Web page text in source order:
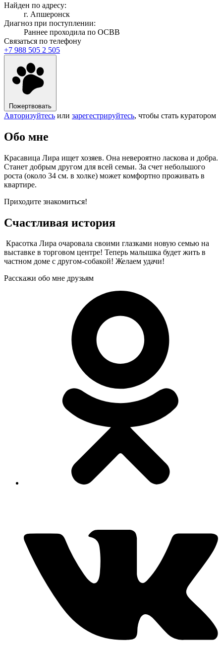
Найден по адресу:
г. Апшеронск
Диагноз при поступлении:
Раннее проходила по ОСВВ
Связаться по телефону
+7 988 505 2 505
Пожертвовать
Авторизуйтесь или зарегестрируйтесь, чтобы стать куратором
Обо мне
Красавица Лира ищет хозяев. Она невероятно ласкова и добра.
Станет добрым другом для всей семьи. За счет небольшого
роста (около 34 см. в холке) может комфортно проживать в
квартире.
Приходите знакомиться!
Счастливая история
Красотка Лира очаровала своими глазками новую семью на
выставке в торговом центре! Теперь малышка будет жить в
частном доме с другом-собакой! Желаем удачи!
Расскажи обо мне друзьям